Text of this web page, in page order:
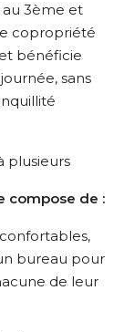
au 3ème et
copropriété
bénéficie
sans
plusieurs
compose de :
bureau pour
de leur